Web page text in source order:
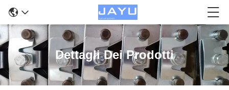
Dettagli Dei Prodotti